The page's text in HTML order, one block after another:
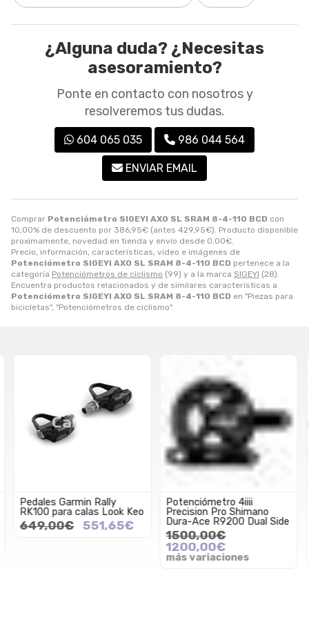
Comprar Potenciómetro SIGEYI AXO SL SRAM 8-4-110 BCD con
10,00% de descuento por 386,95€ (antes 429,95€). Producto disponible
proximamente, novedad en tienda y envío desde 0,00€.
Precio, información, características, video e imágenes de
Potenciómetro SIGEYI AXO SL SRAM 8-4-110 BCD pertenece a la
categoría Potenciómetros de ciclismo (99) y a la marca SIGEYI (28).
Encuentra productos relacionados y de similares características a
Potenciómetro SIGEYI AXO SL SRAM 8-4-110 BCD en "Piezas para
bicicletas", "Potenciómetros de ciclismo".
¿Alguna duda? ¿Necesitas
asesoramiento?
Ponte en contacto con nosotros y
resolveremos tus dudas.
604 065 035 986 044 564
ENVIAR EMAIL
Pedales Garmin Rally
RK100 para calas Look Keo
649,00€ 551,65€
Potenciómetro 4iiii
Precision Pro Shimano
Dura-Ace R9200 Dual Side
1500,00€
1200,00€
más variaciones